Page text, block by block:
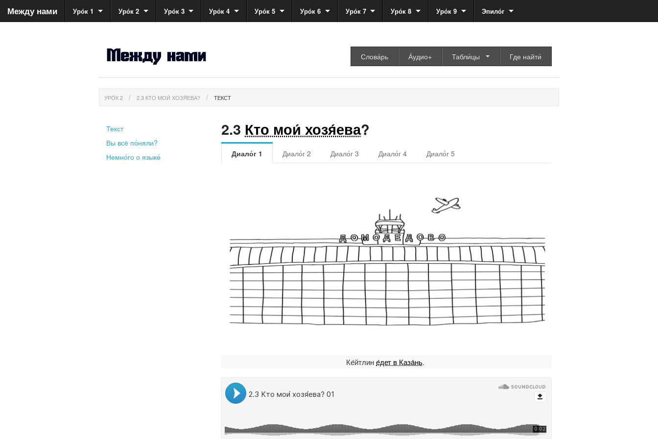
Между нами Уро́к 1 Уро́к 2 Уро́к 3 Уро́к 4 Уро́к 5 Уро́к 6 Уро́к 7 Уро́к 8 Уро́к 9 Эпило́г
Слова́рь А́удио+ Табли́цы Где найти́
УРО́К 2 2.3 КТО МОИ́ ХОЗЯ́ЕВА? ТЕКСТ
2.3 Кто мои́ хозя́ева?
Диало́г 1 Диало́г 2 Диало́г 3 Диало́г 4 Диало́г 5
Ке́йтлине́дет в Каза́нь.
Текст
Вы всё по́няли?
Немно́го о языке́